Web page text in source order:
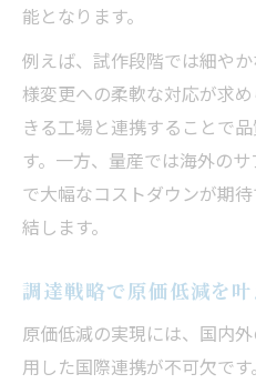
能となります。
例えば、試作段階では細や
様変更への柔軟な対応が求
きる工場と連携することで
す。一方、量産では海外の
で大幅なコストダウンが期
結します。
調達戦略で原価低減を
原価低減の実現には、国内
用した国際連携が不可欠で